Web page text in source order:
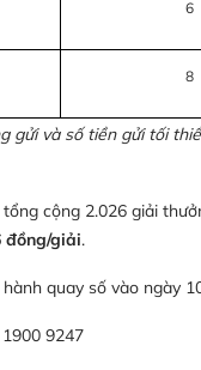
6
8
gửi và số tiền gửi tối
cộng 2.026 giải
đồng/giải.
quay số vào ngày
9247